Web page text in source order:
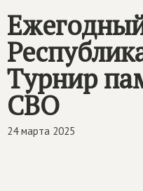
Турнир
СВО
24 марта 2025